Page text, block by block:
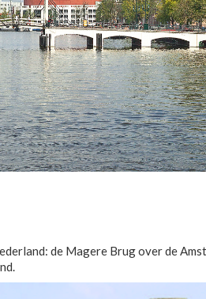
de Magere Brug over de